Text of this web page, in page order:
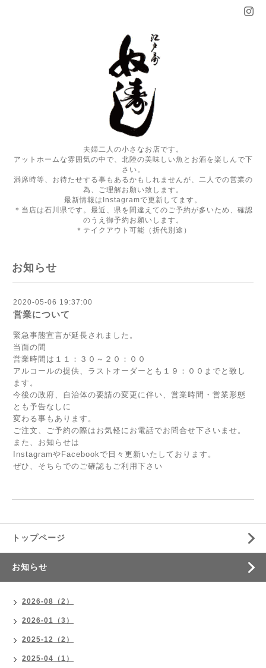
夫婦二人の小さなお店です。
アットホームな雰囲気の中で、北陸の美味しい魚とお酒を楽しんで下
さい。
満席時等、お待たせする事もあるかもしれませんが、二人での営業の
為、ご理解お願い致します。
最新情報はInstagramで更新してます。
＊当店は石川県です。最近、県を間違えてのご予約が多いため、確認
のうえ御予約お願いします。
＊テイクアウト可能（折代別途）
お知らせ
2020-05-06 19:37:00
営業について
緊急事態宣言が延長されました。
当面の間
営業時間は１１：３０～２０：００
アルコールの提供、ラストオーダーとも１９：００までと致し
ます。
今後の政府、自治体の要請の変更に伴い、営業時間・営業形態
とも予告なしに
変わる事もあります。
ご注文、ご予約の際はお気軽にお電話でお問合せ下さいませ。
また、お知らせは
InstagramやFacebookで日々更新いたしております。
ぜひ、そちらでのご確認もご利用下さい
トップページ
お知らせ
2026-08（2）
2026-01（3）
2025-12（2）
2025-04（1）